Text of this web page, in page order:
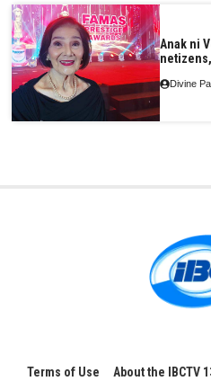
Anak ni
netizens,
Divine
Terms of Use About the IBCTV